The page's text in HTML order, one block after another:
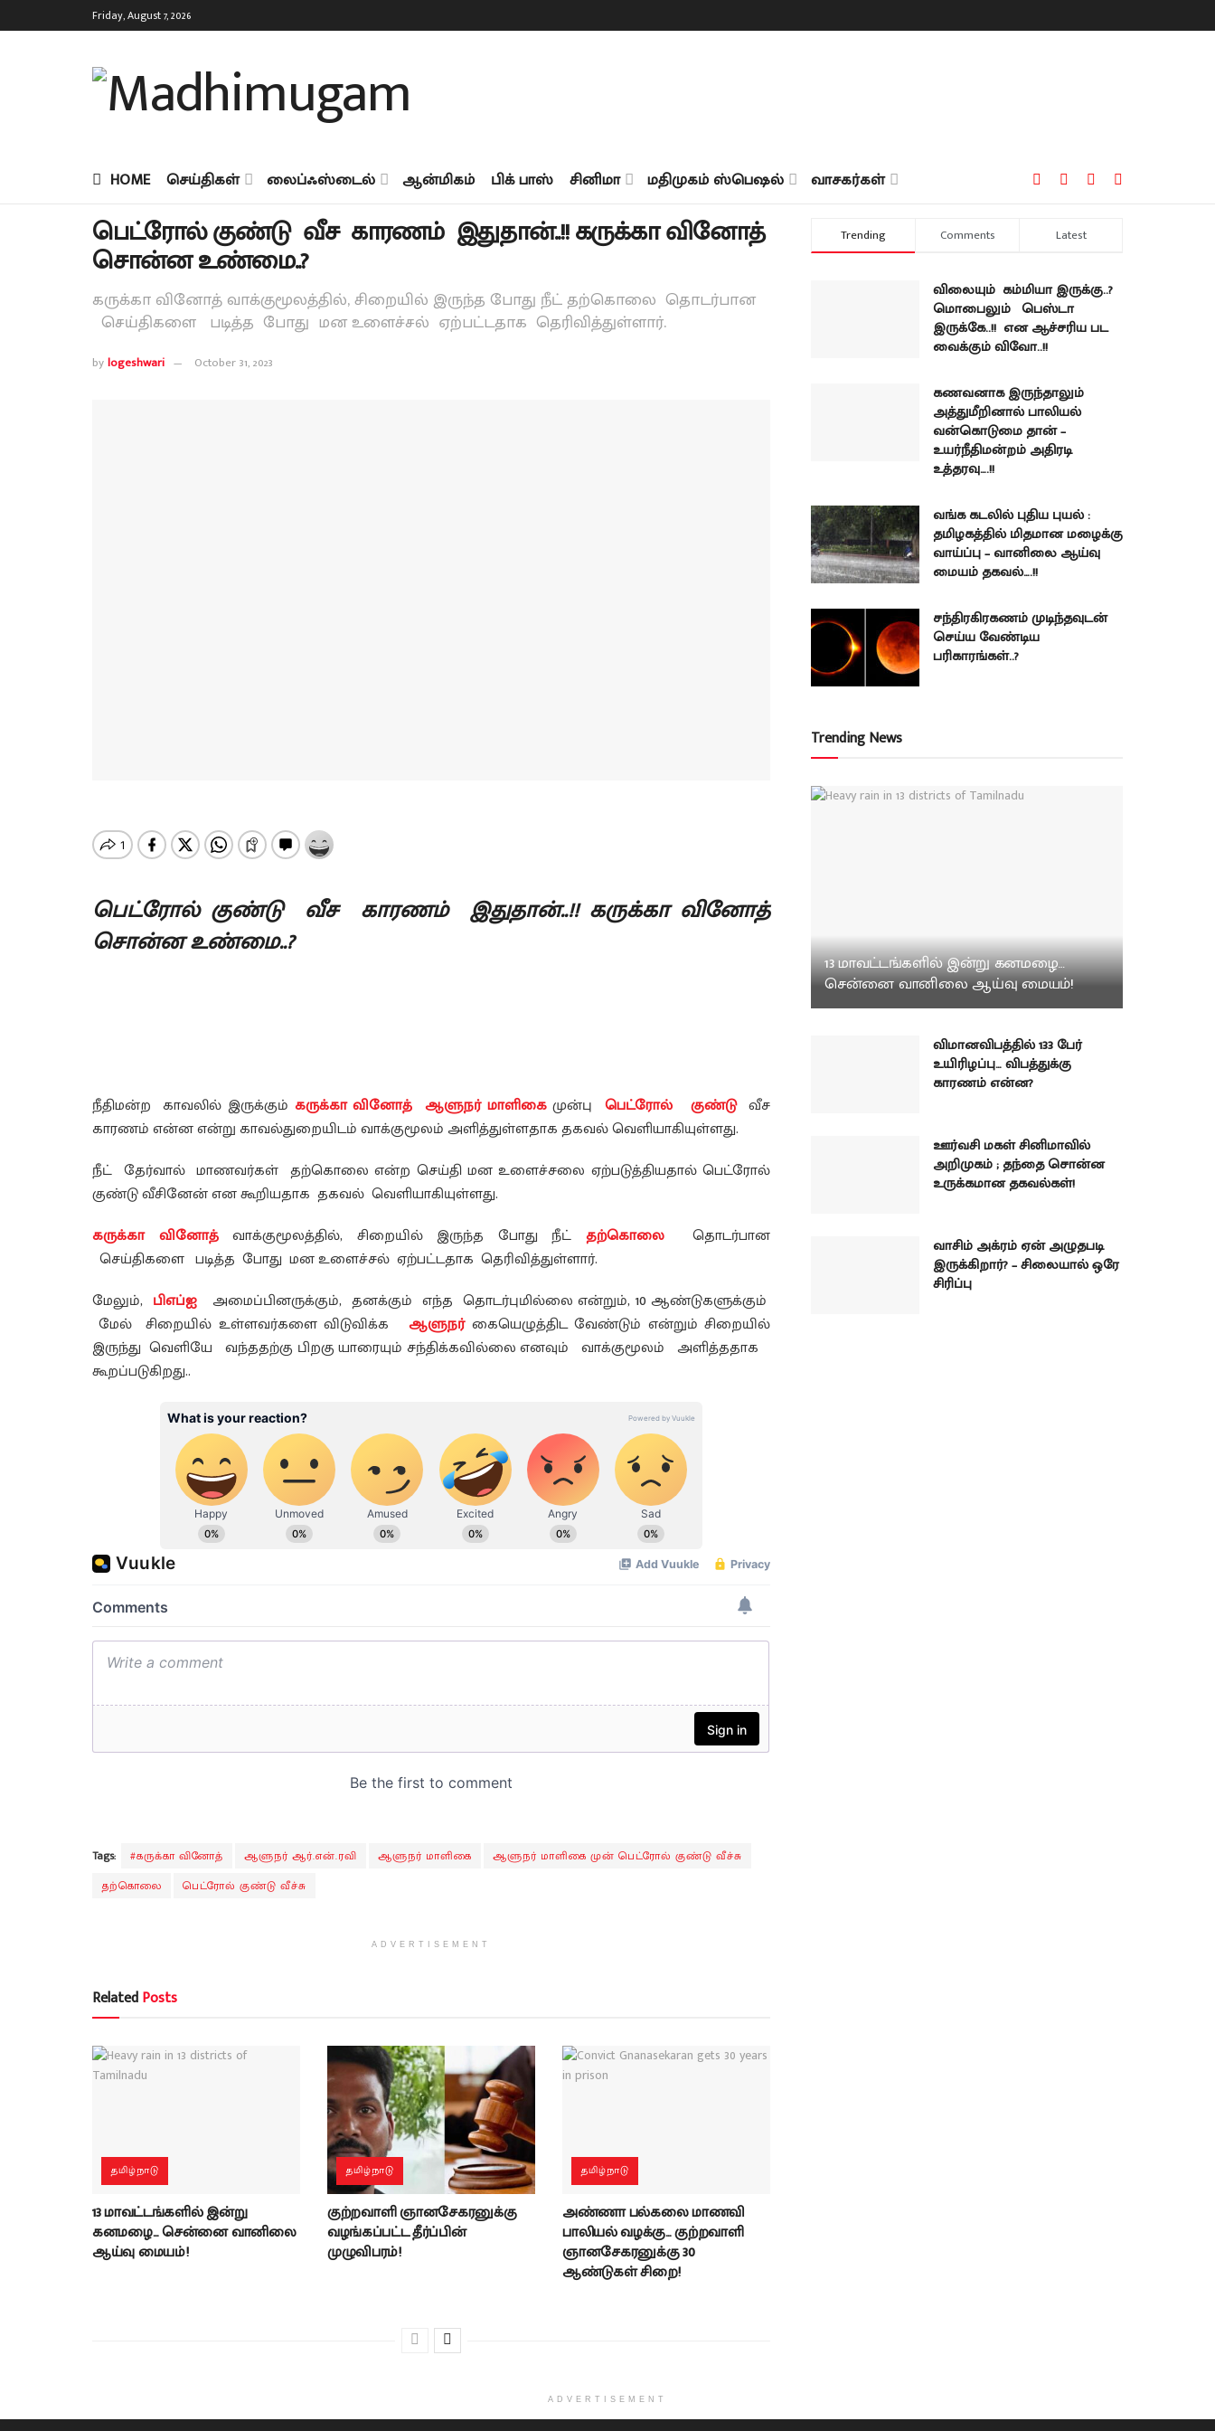
Friday, August 7, 2026
HOME செய்திகள் லைப்ஃஸ்டைல் ஆன்மிகம் பிக் பாஸ் சினிமா மதிமுகம் ஸ்பெஷல் வாசகர்கள்
பெட்ரோல் குண்டு வீச காரணம் இதுதான்..!! கருக்கா வினோத்
சொன்ன உண்மை..?
கருக்கா வினோத் வாக்குமூலத்தில், சிறையில் இருந்த போது நீட் தற்கொலை தொடர்பான
செய்திகளை படித்த போது மன உளைச்சல் ஏற்பட்டதாக தெரிவித்துள்ளார்.
bylogeshwari October 31, 2023
பெட்ரோல் குண்டு வீச காரணம் இதுதான்..!! கருக்கா வினோத்
சொன்ன உண்மை..?
நீதிமன்ற காவலில் இருக்கும் கருக்கா வினோத் ஆளுநர் மாளிகைமுன்பு பெட்ரோல் குண்டுவீச
காரணம் என்ன என்று காவல்துறையிடம் வாக்குமூலம் அளித்துள்ளதாக தகவல் வெளியாகியுள்ளது.
நீட் தேர்வால் மாணவர்கள் தற்கொலை என்ற செய்தி மன உளைச்சலை ஏற்படுத்தியதால் பெட்ரோல்
குண்டு வீசினேன் என கூறியதாக தகவல் வெளியாகியுள்ளது.
கருக்கா வினோத்வாக்குமூலத்தில், சிறையில் இருந்த போது நீட் தற்கொலைதொடர்பான
செய்திகளை படித்த போது மன உளைச்சல் ஏற்பட்டதாக தெரிவித்துள்ளார்.
மேலும், பிஎப்ஐ அமைப்பினருக்கும், தனக்கும் எந்த தொடர்புமில்லை என்றும், 10 ஆண்டுகளுக்கும்
மேல் சிறையில் உள்ளவர்களை விடுவிக்கஆளுநர் கையெழுத்திட வேண்டும் என்றும் சிறையில்
இருந்து வெளியே வந்ததற்கு பிறகு யாரையும் சந்திக்கவில்லை எனவும் வாக்குமூலம் அளித்ததாக
கூறப்படுகிறது..
Tags: #கருக்கா வினோத் ஆளுநர் ஆர்.என்.ரவி ஆளுநர் மாளிகை
ஆளுநர் மாளிகை முன் பெட்ரோல் குண்டு வீச்சு
தற்கொலை
பெட்ரோல் குண்டு வீச்சு
ADVERTISEMENT
RelatedPosts
தமிழ்நாடு
13 மாவட்டங்களில் இன்று
கனமழை… சென்னை வானிலை
ஆய்வு மையம்!
தமிழ்நாடு
குற்றவாளி ஞானசேகரனுக்கு
வழங்கப்பட்ட தீர்ப்பின்
முழுவிபரம்!
தமிழ்நாடு
அண்ணா பல்கலை மாணவி
பாலியல் வழக்கு… குற்றவாளி
ஞானசேகரனுக்கு 30
ஆண்டுகள் சிறை!
Trending Comments Latest
விலையும் கம்மியா இருக்கு..?
மொபைலும் பெஸ்டா
இருக்கே..!! என ஆச்சரிய பட
வைக்கும் விவோ..!!
கணவனாக இருந்தாலும்
அத்துமீறினால் பாலியல்
வன்கொடுமை தான் –
உயர்நீதிமன்றம் அதிரடி
உத்தரவு….!!
வங்க கடலில் புதிய புயல் :
தமிழகத்தில் மிதமான மழைக்கு
வாய்ப்பு – வானிலை ஆய்வு
மையம் தகவல்….!!
சந்திரகிரகணம் முடிந்தவுடன்
செய்ய வேண்டிய
பரிகாரங்கள்..?
Trending News
13 மாவட்டங்களில் இன்று கனமழை…
சென்னை வானிலை ஆய்வு மையம்!
விமானவிபத்தில் 133 பேர்
உயிரிழப்பு… விபத்துக்கு
காரணம் என்ன?
ஊர்வசி மகள் சினிமாவில்
அறிமுகம் ; தந்தை சொன்ன
உருக்கமான தகவல்கள்!
வாசிம் அக்ரம் ஏன் அழுதபடி
இருக்கிறார்? – சிலையால் ஒரே
சிரிப்பு
ADVERTISEMENT